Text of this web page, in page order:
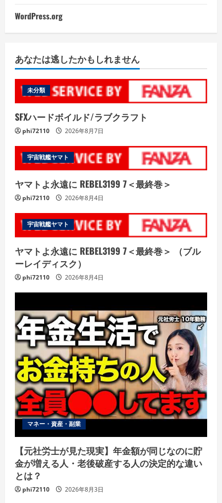
WordPress.org
あなたは逃したかもしれません
未分類
SFXハードボイルド/ラブクラフト
phi72110 2026年8月7日
宇宙戦艦ヤマト
ヤマトよ永遠に REBEL3199 7＜最終巻＞
phi72110 2026年8月4日
宇宙戦艦ヤマト
ヤマトよ永遠に REBEL3199 7＜最終巻＞ （ブル
ーレイディスク）
phi72110 2026年8月4日
マネー・資産・副業
【元社労士が見た現実】年金額が同じなのに貯
金が増える人・老後破産する人の決定的な違い
とは？
phi72110 2026年8月3日